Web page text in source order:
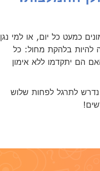
כמעט כל יום, או למי נגן
להיות בלהקת מחול: כל
הם יתקדמו ללא אימון
נדרש לתרגל לפחות שלוש